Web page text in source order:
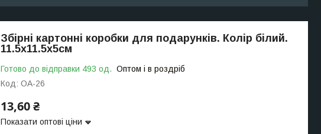
Збірні картонні коробки для подарунків. Колір білий.
11.5х11.5х5см
Готово до відправки 493 од. Оптом і в роздріб
Код: OA-26
13,60 ₴
Показати оптові ціни